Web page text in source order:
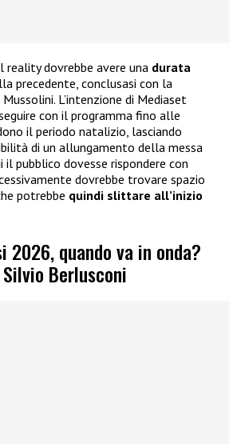
reality dovrebbe avere una durata
precedente, conclusasi con la
L’intenzione di Mediaset
con il programma fino alle
il periodo natalizio, lasciando
di un allungamento della messa
il pubblico dovesse rispondere con
dovrebbe trovare spazio
potrebbe quindi slittare all’inizio
2026, quando va in onda?
Berlusconi